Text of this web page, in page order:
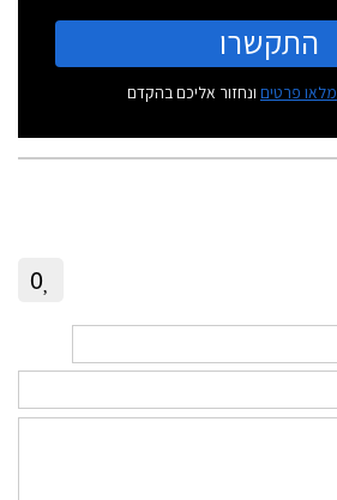
התקשרו
מלאו פרטים ונחזור אליכם בהקדם
0